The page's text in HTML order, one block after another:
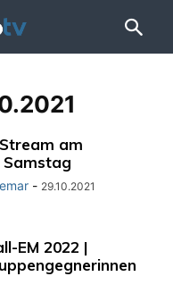
am
Samstag
- 29.10.2021
EM 2022 |